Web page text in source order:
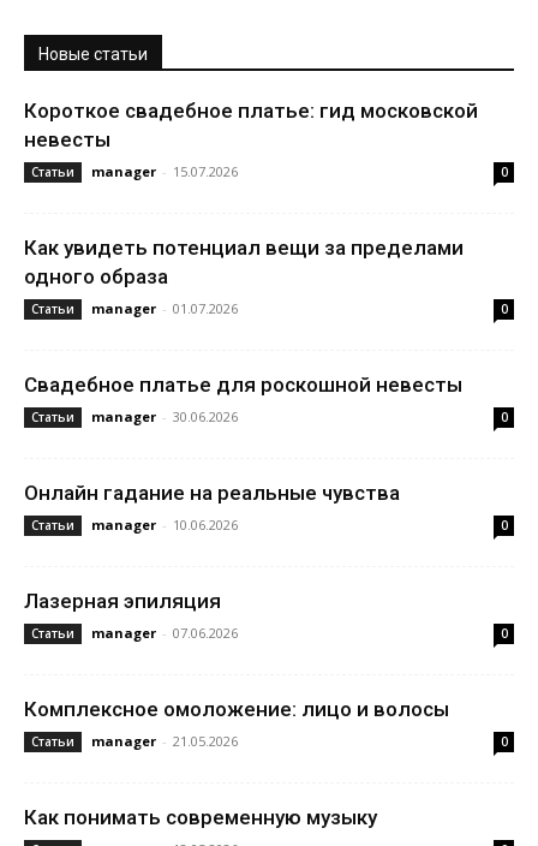
Новые статьи
Короткое свадебное платье: гид московской
невесты
Статьи manager - 15.07.2026 0
Как увидеть потенциал вещи за пределами
одного образа
Статьи manager - 01.07.2026 0
Свадебное платье для роскошной невесты
Статьи manager - 30.06.2026 0
Онлайн гадание на реальные чувства
Статьи manager - 10.06.2026 0
Лазерная эпиляция
Статьи manager - 07.06.2026 0
Комплексное омоложение: лицо и волосы
Статьи manager - 21.05.2026 0
Как понимать современную музыку